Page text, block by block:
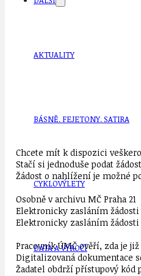
AKTUALITY
BÁSNĚ. FEJETONY. SATIRA
CYKLOVÝLETY
DATA A VÝROČÍ
Chcete mít k dispozici
Stačí si jednoduše podat
Žádost o nahlížení je možné
Osobně v archivu MČ Praha 21
Elektronicky zasláním žádosti
Elektronicky zasláním žádosti
Pracovník ÚMČ ověří, zda je
Digitalizovaná dokumentace
Žadatel obdrží přístupový